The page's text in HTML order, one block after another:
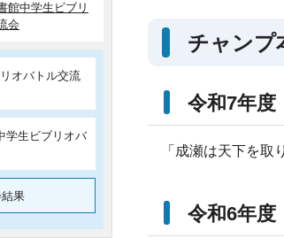
チャンプ
令和7年度
「成瀬は天下を
令和6年度
館中学生ビブリ
会
オバトル交流
学生ビブリオバ
果